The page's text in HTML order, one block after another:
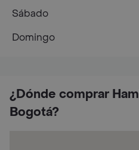
¿Dónde comprar
Bogotá?
Sábado
Domingo